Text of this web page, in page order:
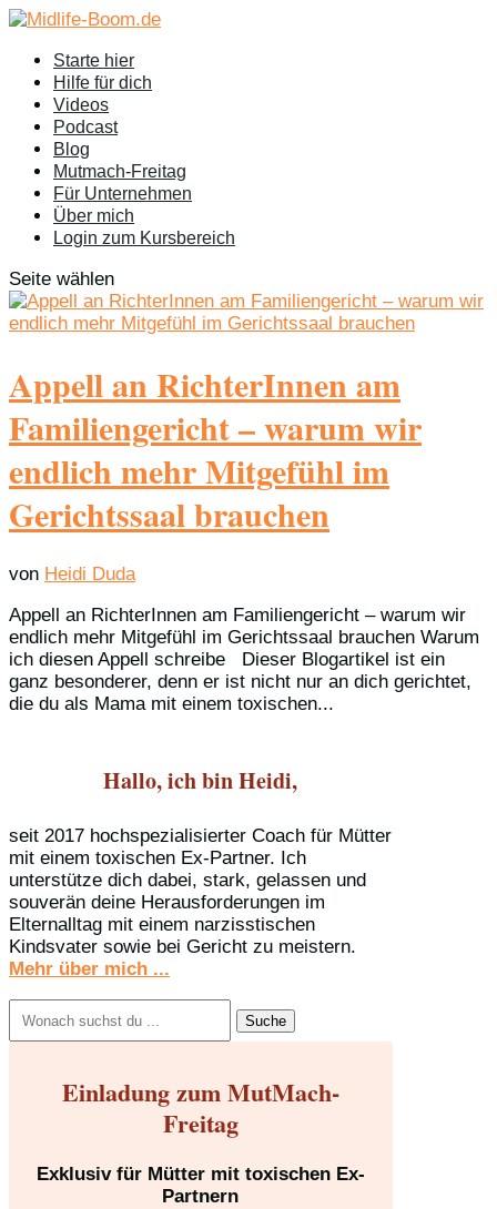
Starte hier
Hilfe für dich
Videos
Podcast
Blog
Mutmach-Freitag
Für Unternehmen
Über mich
Login zum Kursbereich
Seite wählen
Appell an RichterInnen am
Familiengericht – warum wir
endlich mehr Mitgefühl im
Gerichtssaal brauchen
von Heidi Duda
Appell an RichterInnen am Familiengericht – warum wir
endlich mehr Mitgefühl im Gerichtssaal brauchen Warum
ich diesen Appell schreibe Dieser Blogartikel ist ein
ganz besonderer, denn er ist nicht nur an dich gerichtet,
die du als Mama mit einem toxischen...
Hallo, ich bin Heidi,
seit 2017 hochspezialisierter Coach für Mütter
mit einem toxischen Ex-Partner. Ich
unterstütze dich dabei, stark, gelassen und
souverän deine Herausforderungen im
Elternalltag mit einem narzisstischen
Kindsvater sowie bei Gericht zu meistern.
Mehr über mich ...
nach:
Einladung zum MutMach-
Freitag
Exklusiv für Mütter mit toxischen Ex-
Partnern